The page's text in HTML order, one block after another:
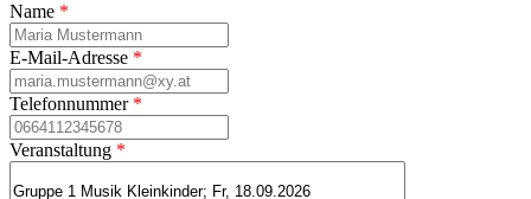
Name *
E-Mail-Adresse *
Telefonnummer *
Veranstaltung *